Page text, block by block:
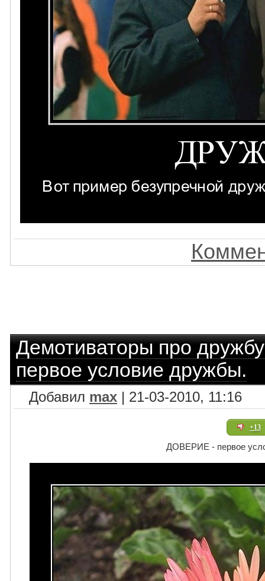
Демотиваторы про дружбу
первое условие дружбы.
Добавил max | 21-03-2010, 11:16
+13
ДОВЕРИЕ - первое